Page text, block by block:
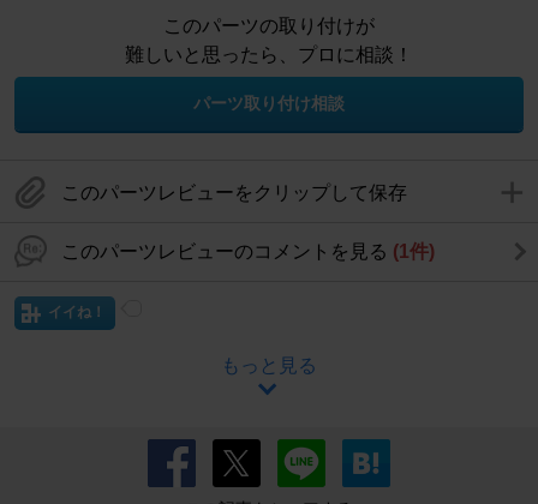
このパーツの取り付けが
難しいと思ったら、プロに相談！
パーツ取り付け相談
このパーツレビューをクリップして保存
このパーツレビューのコメントを見る (1件)
イイね！
もっと見る